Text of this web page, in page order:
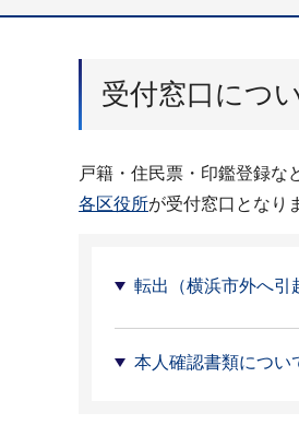
受付窓口につ
戸籍・住民票・印鑑登録な
各区役所が受付窓口となり
転出（横浜市外へ引
本人確認書類につい